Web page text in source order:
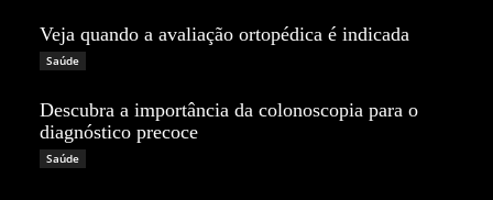
Veja quando a avaliação ortopédica é indicada
Saúde
Descubra a importância da colonoscopia para o
diagnóstico precoce
Saúde